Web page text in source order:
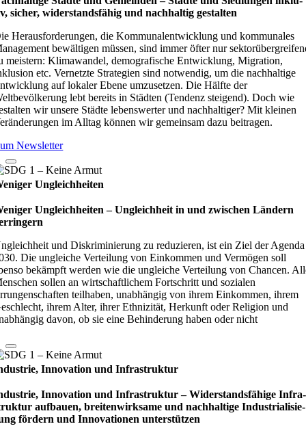
sicher, wider­stands­fä­hig und nach­hal­tig gestal­ten
Herausforderungen, die Kommunalentwicklung und kommunales
bewältigen müssen, sind immer öfter nur
meistern: Klimawandel, demografische Entwicklung, Migration,
etc. Vernetzte Strategien sind notwendig, um die nachhaltige
auf lokaler Ebene umzusetzen. Die Hälfte der
lebt bereits in Städten (Tendenz steigend). Doch wie
wir unsere Städte lebenswerter und nachhaltiger? Mit kleinen
im Alltag können wir gemeinsam dazu beitragen.
Newsletter
Ungleichheiten
Ungleichheiten – Ungleich­heit in und zwi­schen Län­dern
und Diskriminierung zu reduzieren, ist ein Ziel der Agenda
Die ungleiche Verteilung von Einkommen und Vermögen soll
bekämpft werden wie die ungleiche Verteilung von Chancen.
sollen an wirtschaftlichem Fortschritt und sozialen
teilhaben, unabhängig von ihrem Einkommen, ihrem
ihrem Alter, ihrer Ethnizität, Herkunft oder Religion und
davon, ob sie eine Behinderung haben oder nicht
Innovation und Infrastruktur
Innovation und Infrastruktur – Wider­stands­fä­hige Infra­
auf­bauen, brei­ten­wirk­same und nach­hal­tige Indu­stri­ali­sie­
för­dern und Inno­vati­o­nen unter­stüt­zen